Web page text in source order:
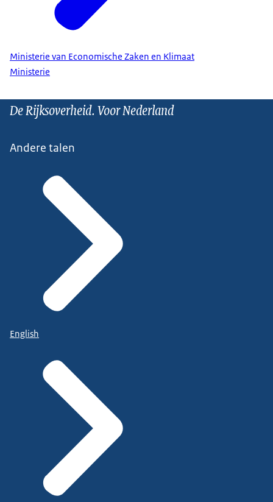
Ministerie van Economische Zaken en Klimaat
Ministerie
De Rijksoverheid. Voor Nederland
Andere talen
English